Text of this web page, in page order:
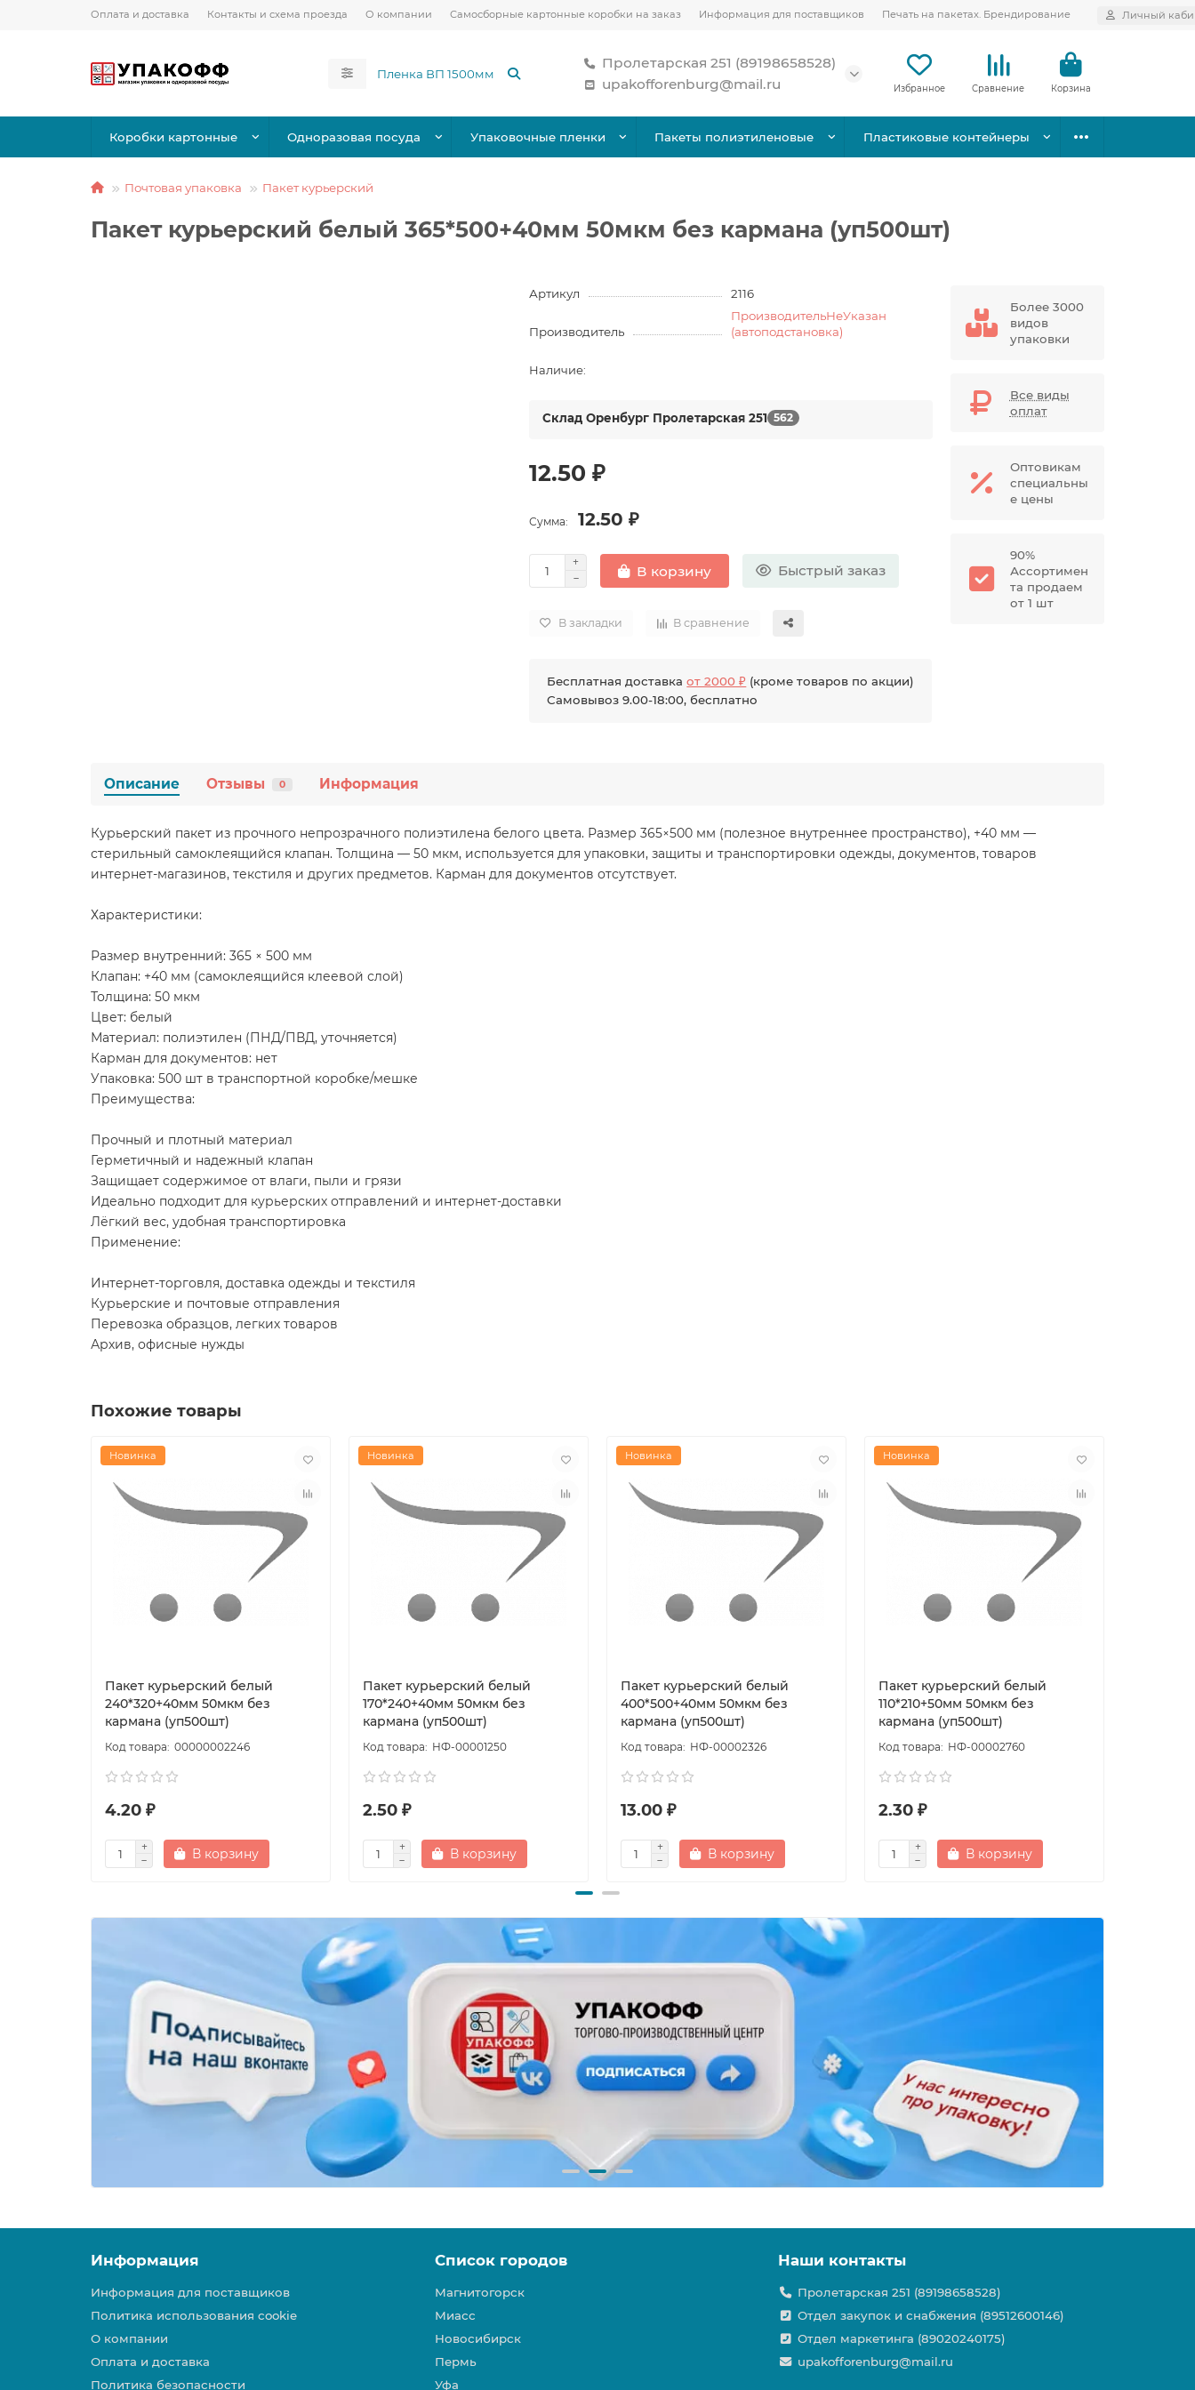
Оплата и доставка Контакты и схема проезда О компании Самосборные картонные коробки на заказ Информация для поставщиков Печать на пакетах. Брендирование Личный
Пролетарская 251 (89198658528)
upakofforenburg@mail.ru
Избранное Сравнение Корзина
Коробки картонные Одноразовая посуда Упаковочные пленки Пакеты полиэтиленовые Пластиковые контейнеры
Почтовая упаковка Пакет курьерский
Пакет курьерский белый 365*500+40мм 50мкм без кармана (уп500шт)
Артикул 2116
Производитель
ПроизводительНеУказан
(автоподстановка)
Наличие:
Склад Оренбург Пролетарская 251 562
12.50 ₽
Сумма: 12.50 ₽
В корзину Быстрый заказ
В закладки В сравнение
Бесплатная доставкаот 2000 ₽ (кроме товаров по акции)
Самовывоз 9.00-18:00, бесплатно
Более 3000
видов
упаковки
Все виды
оплат
Оптовикам
специальны
е цены
90%
Ассортимен
та продаем
от 1 шт
Описание Отзывы 0 Информация
Курьерский пакет из прочного непрозрачного полиэтилена белого цвета. Размер 365×500 мм (полезное внутреннее пространство), +40 мм —
стерильный самоклеящийся клапан. Толщина — 50 мкм, используется для упаковки, защиты и транспортировки одежды, документов, товаров
интернет-магазинов, текстиля и других предметов. Карман для документов отсутствует.
Характеристики:
Размер внутренний: 365 × 500 мм
Клапан: +40 мм (самоклеящийся клеевой слой)
Толщина: 50 мкм
Цвет: белый
Материал: полиэтилен (ПНД/ПВД, уточняется)
Карман для документов: нет
Упаковка: 500 шт в транспортной коробке/мешке
Преимущества:
Прочный и плотный материал
Герметичный и надежный клапан
Защищает содержимое от влаги, пыли и грязи
Идеально подходит для курьерских отправлений и интернет-доставки
Лёгкий вес, удобная транспортировка
Применение:
Интернет-торговля, доставка одежды и текстиля
Курьерские и почтовые отправления
Перевозка образцов, легких товаров
Архив, офисные нужды
Похожие товары
Новинка
Пакет курьерский белый
240*320+40мм 50мкм без
кармана (уп500шт)
00000002246
4.20 ₽
В корзину
Новинка
Пакет курьерский белый
170*240+40мм 50мкм без
кармана (уп500шт)
НФ-00001250
2.50 ₽
В корзину
Новинка
Пакет курьерский белый
400*500+40мм 50мкм без
кармана (уп500шт)
НФ-00002326
13.00 ₽
В корзину
Новинка
Пакет курьерский белый
110*210+50мм 50мкм без
кармана (уп500шт)
НФ-00002760
2.30 ₽
В корзину
Информация
Информация для поставщиков
Политика использования cookie
О компании
Оплата и доставка
Политика безопасности
Список городов
Магнитогорск
Миасс
Новосибирск
Пермь
Уфа
Наши контакты
Пролетарская 251 (89198658528)
Отдел закупок и снабжения (89512600146)
Отдел маркетинга (89020240175)
upakofforenburg@mail.ru